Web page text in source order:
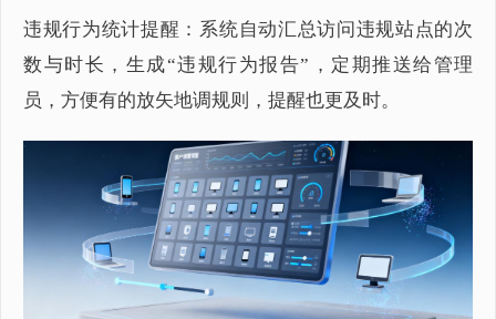
违规行为统计提醒：系统自动汇总访问违规站点的次
数与时长，生成“违规行为报告”，定期推送给管理
员，方便有的放矢地调规则，提醒也更及时。